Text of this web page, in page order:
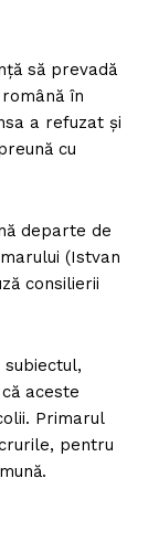
să prevadă
în
a refuzat şi
cu
departe de
(Istvan
consilierii
aceste
Primarul
pentru